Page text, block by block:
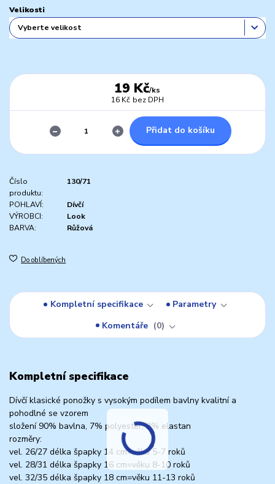
Velikosti
19 Kč/ks
16 Kč bez DPH
Přidat do košíku
Číslo
produktu:
130/71
POHLAVÍ:
Dívčí
VÝROBCI:
Look
BARVA:
Růžová
Do oblíbených
Kompletní specifikace
Parametry
Komentáře
0
Kompletní specifikace
Dívčí klasické ponožky s vysokým podílem bavlny kvalitní a
pohodlné se vzorem
složení 90% bavlna, 7% polyester, 3% elastan
rozměry:
vel. 26/27 délka špapky 14 cm=věku 5-7 roků
vel. 28/31 délka špapky 16 cm=věku 8-10 roků
vel. 32/35 délka špapky 18 cm=věku 11-13 roků